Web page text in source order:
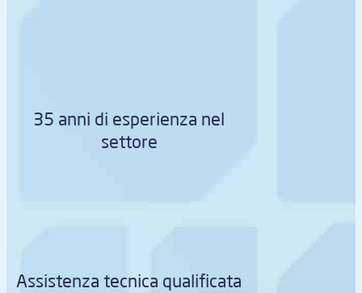
35 anni di esperienza nel
settore
Assistenza tecnica qualificata